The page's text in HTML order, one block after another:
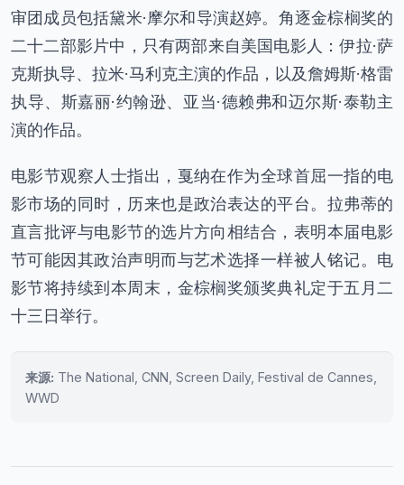
审团成员包括黛米·摩尔和导演赵婷。角逐金棕榈奖的
二十二部影片中，只有两部来自美国电影人：伊拉·萨
克斯执导、拉米·马利克主演的作品，以及詹姆斯·格雷
执导、斯嘉丽·约翰逊、亚当·德赖弗和迈尔斯·泰勒主
演的作品。
电影节观察人士指出，戛纳在作为全球首屈一指的电
影市场的同时，历来也是政治表达的平台。拉弗蒂的
直言批评与电影节的选片方向相结合，表明本届电影
节可能因其政治声明而与艺术选择一样被人铭记。电
影节将持续到本周末，金棕榈奖颁奖典礼定于五月二
十三日举行。
来源: The National, CNN, Screen Daily, Festival de Cannes,
WWD